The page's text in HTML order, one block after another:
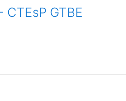
GTBE